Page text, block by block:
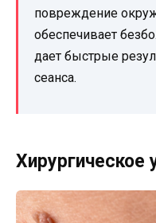
повреждение
обеспечивает
дает быстрые
сеанса.
Хирургическое